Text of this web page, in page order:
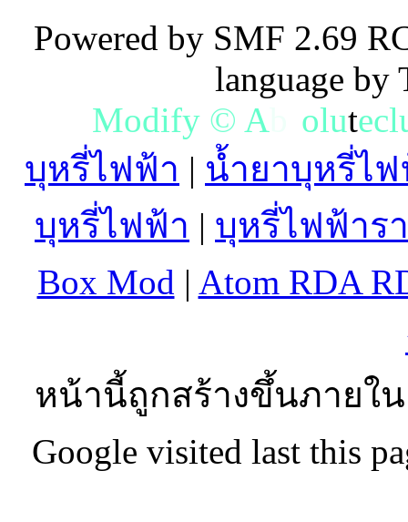
Powered by SMF 2.69
language
Modify © A olutecl
บุหรี่ไฟฟ้า | น้ำยาบุหรี่ไ
บุหรี่ไฟฟ้า | บุหรี่ไฟฟ้าร
Box Mod | Atom RDA
หน้านี้ถูกสร้างขึ้นภายใน
Google visited last this